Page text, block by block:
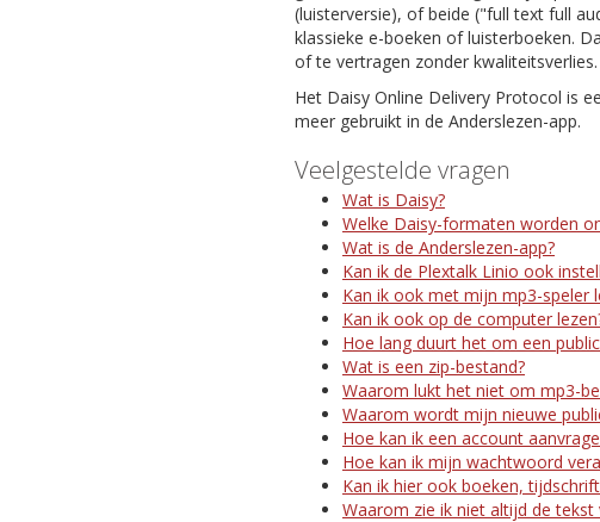
(luisterversie), of beide ("full text full
klassieke e-boeken of luisterboeken.
of te vertragen zonder kwaliteitsverlies.
Het Daisy Online Delivery Protocol is
meer gebruikt in de Anderslezen-app.
Veelgestelde vragen
Wat is Daisy?
Welke Daisy-formaten worden
Wat is de Anderslezen-app?
Kan ik de Plextalk Linio ook
Kan ik ook met mijn mp3-speler
Kan ik ook op de computer
Hoe lang duurt het om een
Wat is een zip-bestand?
Waarom lukt het niet om mp3-
Waarom wordt mijn nieuwe
Hoe kan ik een account
Hoe kan ik mijn wachtwoord
Kan ik hier ook boeken,
Waarom zie ik niet altijd de tekst